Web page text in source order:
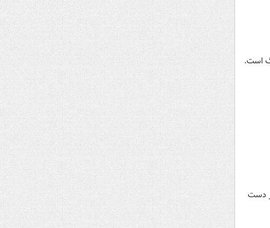
است.
از دست